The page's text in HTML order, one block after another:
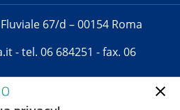
67/d – 00154 Roma
- tel. 06 684251 - fax. 06